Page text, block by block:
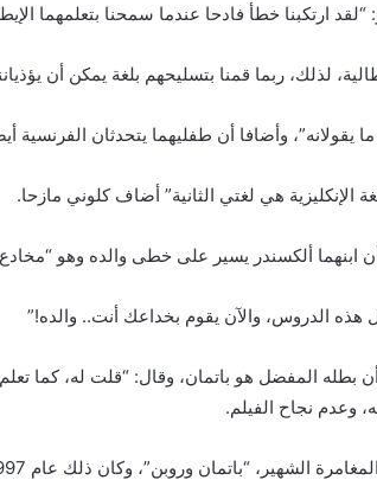
“لقد ارتكبنا خطأ فادحا عندما سمحنا بتعلمهما
لذلك، ربما قمنا بتسليحهم بلغة يمكن أن
يقولانه”، وأضافا أن طفليهما يتحدثان الفرنسية
الإنكليزية هي لغتي الثانية” أضاف كلوني مازحا.
ألكسندر يسير على خطى والده وهو “مخادع
هذه الدروس، والآن يقوم بخداعك أنت.. والده!”
المفضل هو باتمان، وقال: “قلت له، كما
وعدم نجاح الفيلم.
الشهير، “باتمان وروبن”، وكان ذلك عام 1997.